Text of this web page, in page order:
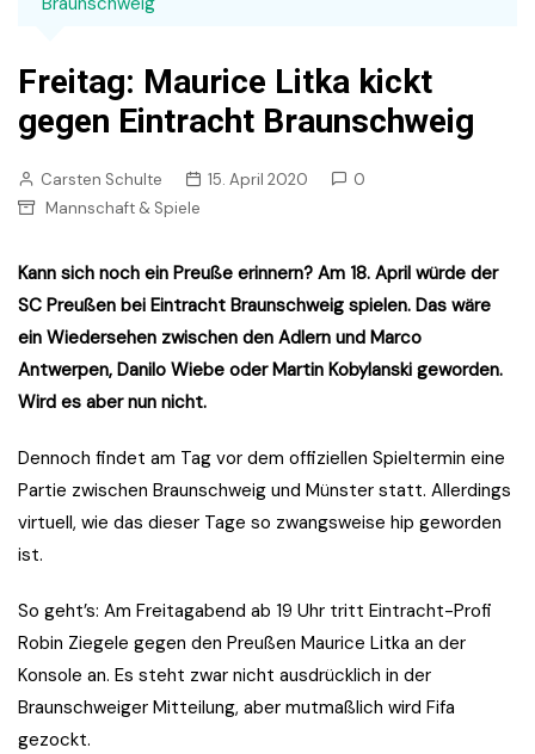
Freitag: Maurice Litka kickt
gegen Eintracht Braunschweig
Carsten Schulte 15. April 2020
0
Mannschaft & Spiele
Kann sich noch ein Preuße erinnern? Am 18. April würde der
SC Preußen bei Eintracht Braunschweig spielen. Das wäre
ein Wiedersehen zwischen den Adlern und Marco
Antwerpen, Danilo Wiebe oder Martin Kobylanski geworden.
Wird es aber nun nicht.
Dennoch findet am Tag vor dem offiziellen Spieltermin eine
Partie zwischen Braunschweig und Münster statt. Allerdings
virtuell, wie das dieser Tage so zwangsweise hip geworden
ist.
So geht’s: Am Freitagabend ab 19 Uhr tritt Eintracht-Profi
Robin Ziegele gegen den Preußen Maurice Litka an der
Konsole an. Es steht zwar nicht ausdrücklich in der
Braunschweiger Mitteilung, aber mutmaßlich wird Fifa
gezockt.